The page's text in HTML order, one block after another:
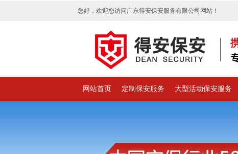
您好，欢迎您访问广东得安保安服务有限公司网站！
网站首页 定制保安服务 大型活动保安服务